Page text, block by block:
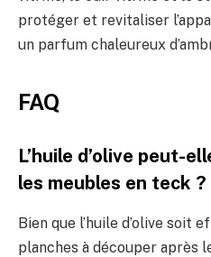
protéger et revitaliser
un parfum chaleureux
FAQ
L’huile d’olive peut-
les meubles en teck ?
Bien que l’huile d’olive soit
planches à découper après